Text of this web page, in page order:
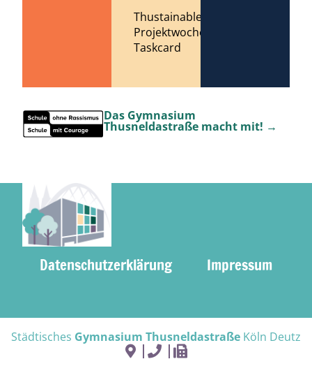
Thustainable
Projektwoche
Taskcard
Das Gymnasium
Thusneldastraße macht mit! →
Datenschutzerklärung Impressum
Städtisches Gymnasium Thusneldastraße Köln Deutz